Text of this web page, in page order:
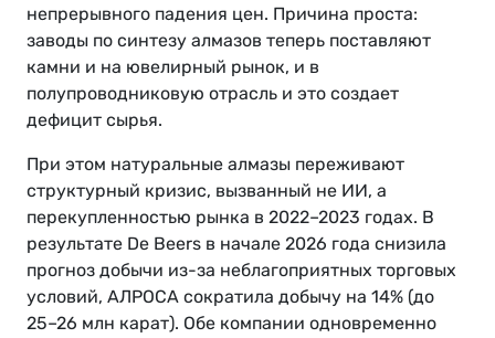
непрерывного падения цен. Причина проста:
заводы по синтезу алмазов теперь поставляют
камни и на ювелирный рынок, и в
полупроводниковую отрасль и это создает
дефицит сырья.
При этом натуральные алмазы переживают
структурный кризис, вызванный не ИИ, а
перекупленностью рынка в 2022–2023 годах. В
результате De Beers в начале 2026 года снизила
прогноз добычи из-за неблагоприятных торговых
условий, АЛРОСА сократила добычу на 14% (до
25–26 млн карат). Обе компании одновременно